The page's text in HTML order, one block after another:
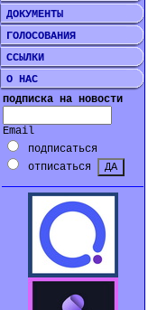
ДОКУМЕНТЫ
ГОЛОСОВАНИЯ
ССЫЛКИ
О НАС
подписка на новости
Email
подписаться
отписаться